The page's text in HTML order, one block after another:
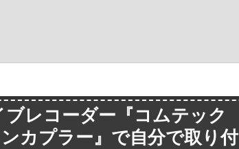
レコーダー『コムテック
カプラー』で自分で取り付